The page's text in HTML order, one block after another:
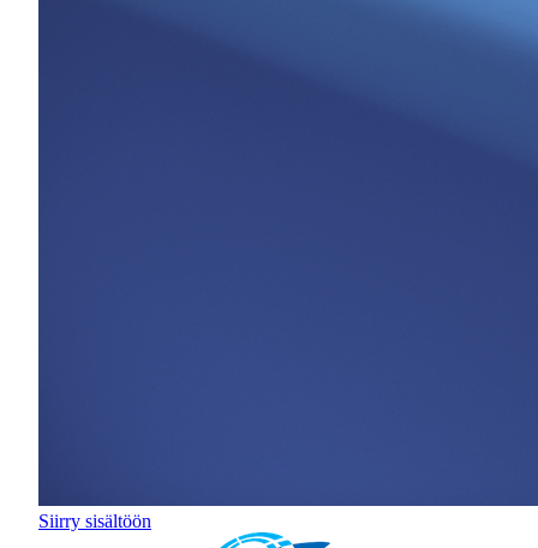
Siirry sisältöön